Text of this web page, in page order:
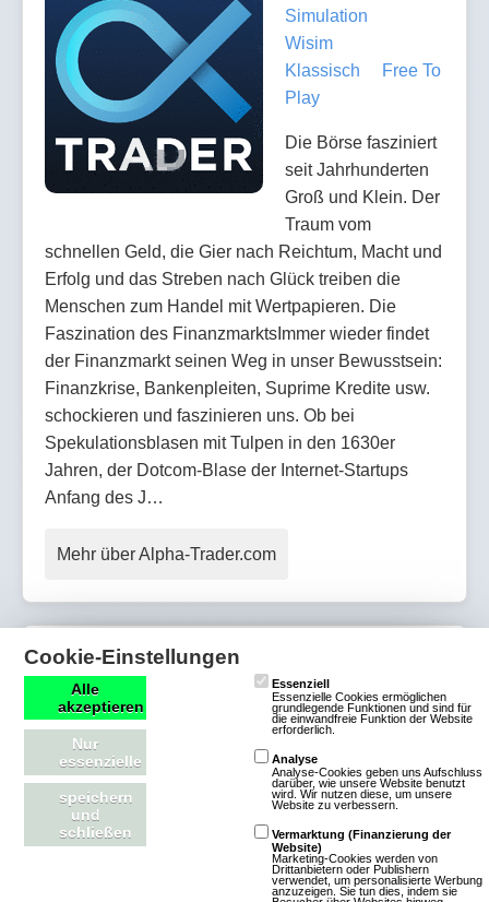
Simulation
Wisim
Klassisch
Free To
Play
Die Börse fasziniert
seit Jahrhunderten
Groß und Klein. Der
Traum vom
schnellen Geld, die Gier nach Reichtum, Macht und
Erfolg und das Streben nach Glück treiben die
Menschen zum Handel mit Wertpapieren. Die
Faszination des FinanzmarktsImmer wieder findet
der Finanzmarkt seinen Weg in unser Bewusstsein:
Finanzkrise, Bankenpleiten, Suprime Kredite usw.
schockieren und faszinieren uns. Ob bei
Spekulationsblasen mit Tulpen in den 1630er
Jahren, der Dotcom-Blase der Internet-Startups
Anfang des J…
Mehr über Alpha-Trader.com
Skyrama
318 Bewertungen
Simulation
Wisim
2D
Free
To Play
In SkyRama, in
Cookie-Einstellungen
Alle
akzeptieren
Nur
essenzielle
speichern
und
schließen
Essenziell
Essenzielle Cookies ermöglichen
grundlegende Funktionen und sind für
die einwandfreie Funktion der Website
erforderlich.
Analyse
Analyse-Cookies geben uns Aufschluss
darüber, wie unsere Website benutzt
wird. Wir nutzen diese, um unsere
Website zu verbessern.
Vermarktung (Finanzierung der
Website)
Marketing-Cookies werden von
Drittanbietern oder Publishern
verwendet, um personalisierte Werbung
anzuzeigen. Sie tun dies, indem sie